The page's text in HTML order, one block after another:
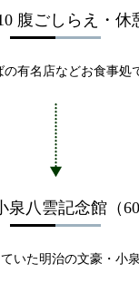
腹ごしらえ・休
有名店などお食事処
泉八雲記念館（60
いた明治の文豪・小